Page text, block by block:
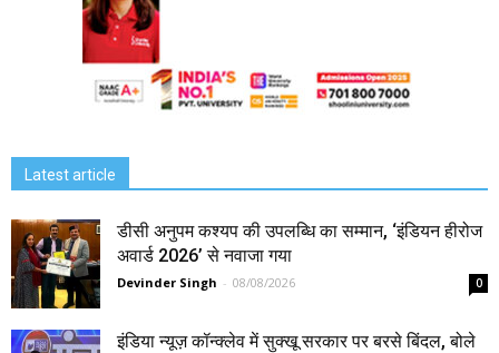
Latest article
डीसी अनुपम कश्यप की उपलब्धि का सम्मान, ‘इंडियन हीरोज
अवार्ड 2026’ से नवाजा गया
Devinder Singh - 08/08/2026 0
इंडिया न्यूज़ कॉन्क्लेव में सुक्खू सरकार पर बरसे बिंदल, बोले